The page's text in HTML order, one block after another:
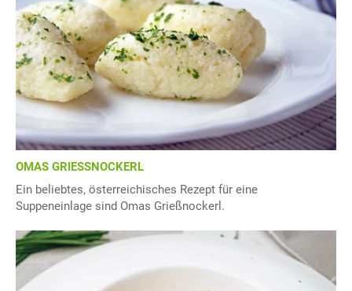
OMAS GRIESSNOCKERL
Ein beliebtes, österreichisches Rezept für eine
Suppeneinlage sind Omas Grießnockerl.